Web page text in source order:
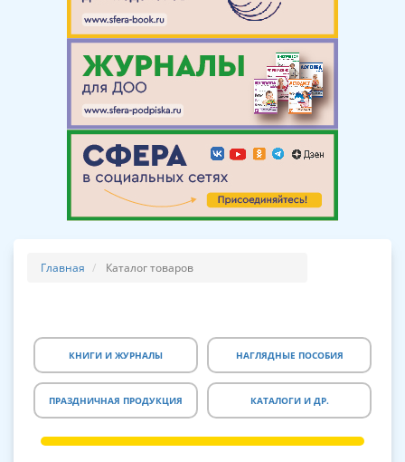
Главная Каталог товаров
КНИГИ И ЖУРНАЛЫ НАГЛЯДНЫЕ ПОСОБИЯ
ПРАЗДНИЧНАЯ ПРОДУКЦИЯ КАТАЛОГИ И ДР.